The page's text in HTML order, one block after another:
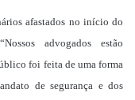
afastados no início do
advogados estão
foi feita de uma forma
de segurança e dos